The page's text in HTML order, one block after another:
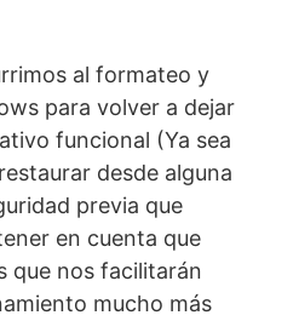
al formateo y
para volver a dejar
funcional (Ya sea
desde alguna
previa que
en cuenta que
que nos facilitarán
mucho más